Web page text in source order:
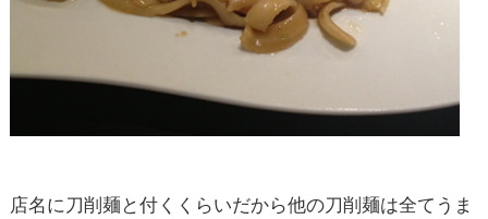
店名に刀削麺と付くくらいだから他の刀削麺は全てうま